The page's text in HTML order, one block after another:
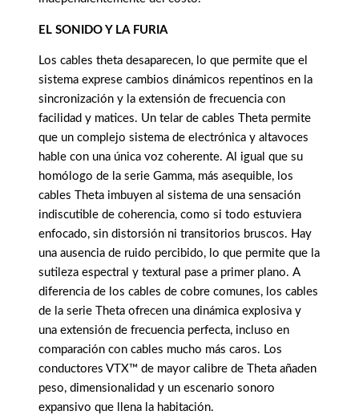
EL SONIDO Y LA FURIA
Los cables theta desaparecen, lo que permite que el
sistema exprese cambios dinámicos repentinos en la
sincronización y la extensión de frecuencia con
facilidad y matices. Un telar de cables Theta permite
que un complejo sistema de electrónica y altavoces
hable con una única voz coherente. Al igual que su
homólogo de la serie Gamma, más asequible, los
cables Theta imbuyen al sistema de una sensación
indiscutible de coherencia, como si todo estuviera
enfocado, sin distorsión ni transitorios bruscos. Hay
una ausencia de ruido percibido, lo que permite que la
sutileza espectral y textural pase a primer plano. A
diferencia de los cables de cobre comunes, los cables
de la serie Theta ofrecen una dinámica explosiva y
una extensión de frecuencia perfecta, incluso en
comparación con cables mucho más caros. Los
conductores VTX™ de mayor calibre de Theta añaden
peso, dimensionalidad y un escenario sonoro
expansivo que llena la habitación.